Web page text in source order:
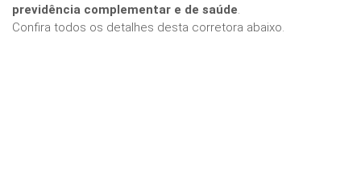
previdência complementar e de saúde.
Confira todos os detalhes desta corretora abaixo.